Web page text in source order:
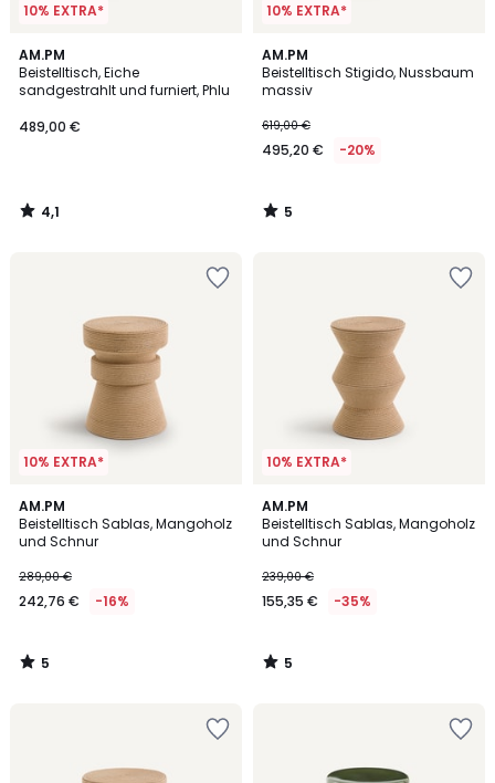
10% EXTRA*
AM.PM
Beistelltisch, Eiche
sandgestrahlt und furniert, Phlu
489,00 €
4,1
/ 5
4,1
/
10% EXTRA*
AM.PM
Beistelltisch Stigido, Nussbaum
massiv
619,00 €
495,20 € -20%
5
/
5
5
/
10% EXTRA*
AM.PM
Beistelltisch Sablas, Mangoholz
und Schnur
289,00 €
242,76 € -16%
5
/
5
5
/
10% EXTRA*
AM.PM
Beistelltisch Sablas, Mangoholz
und Schnur
239,00 €
155,35 € -35%
5
/
5
5
/